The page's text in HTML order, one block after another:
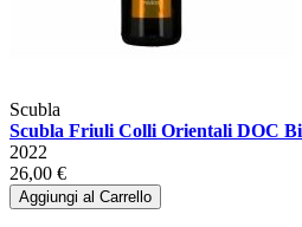
Scubla
Scubla Friuli Colli Orientali DOC
2022
26,00 €
Aggiungi al Carrello